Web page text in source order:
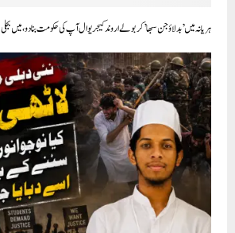
ہریانہ میں’ بدلاؤ جن سبھا’ کر بولے ا روند کیجریوال آپ کی حکومت بنادو، میں بجلی 24 گھنٹے اور مفت کر دوں گا